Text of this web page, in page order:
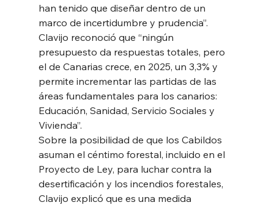
han tenido que diseñar dentro de un
marco de incertidumbre y prudencia”.
Clavijo reconoció que “ningún
presupuesto da respuestas totales, pero
el de Canarias crece, en 2025, un 3,3% y
permite incrementar las partidas de las
áreas fundamentales para los canarios:
Educación, Sanidad, Servicio Sociales y
Vivienda”.
Sobre la posibilidad de que los Cabildos
asuman el céntimo forestal, incluido en el
Proyecto de Ley, para luchar contra la
desertificación y los incendios forestales,
Clavijo explicó que es una medida